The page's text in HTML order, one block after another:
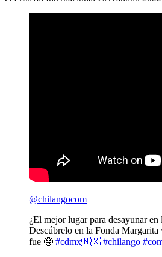
@chilangocom
¿El mejor lugar para desayunar en
Descúbrelo en la Fonda Margarita
fue 🤤 #cdmx🇲🇽 #chilango